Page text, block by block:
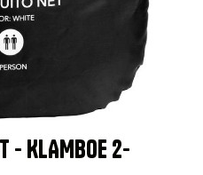
- KLAMBOE 2-